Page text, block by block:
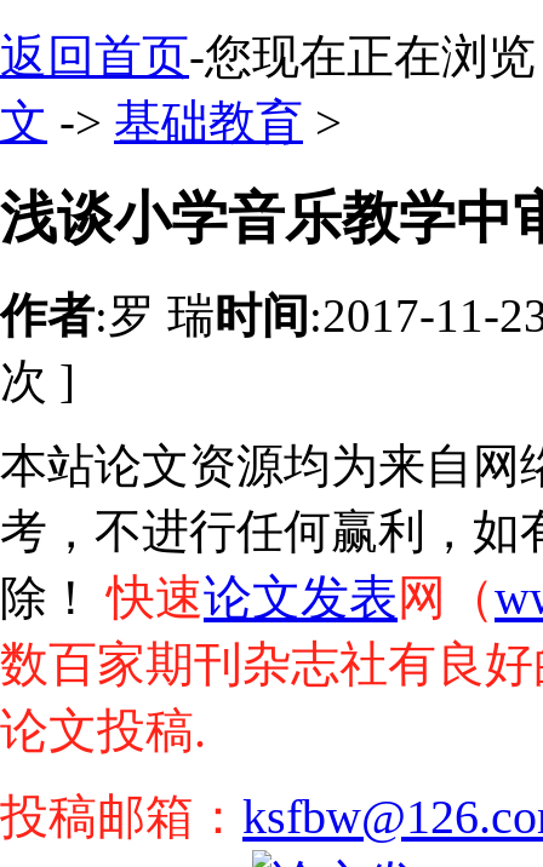
返回首页-您现在正在浏
文 -> 基础教育 >
浅谈小学音乐教学中
作者:罗 瑞时间 :2017-11-
次 ]
本站论文资源均为来自网
考，不进行任何赢利，如
除！快速论文发表网（
数百家期刊杂志社有良
论文投稿.
投稿邮箱：